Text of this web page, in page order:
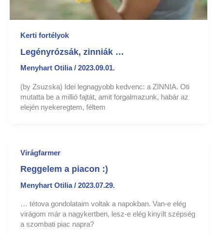
Kerti fortélyok
Legényrózsák, zinniák …
Menyhart Otilia/ 2023.09.01.
(by Zsuzska) Idei legnagyobb kedvenc: a ZINNIA. Oti
mutatta be a millió fajtát, amit forgalmazunk, habár az
elején nyekeregtem, féltem
Virágfarmer
Reggelem a piacon :)
Menyhart Otilia/ 2023.07.29.
… tétova gondolataim voltak a napokban. Van-e elég
virágom már a nagykertben, lesz-e elég kinyílt szépség
a szombati piac napra?